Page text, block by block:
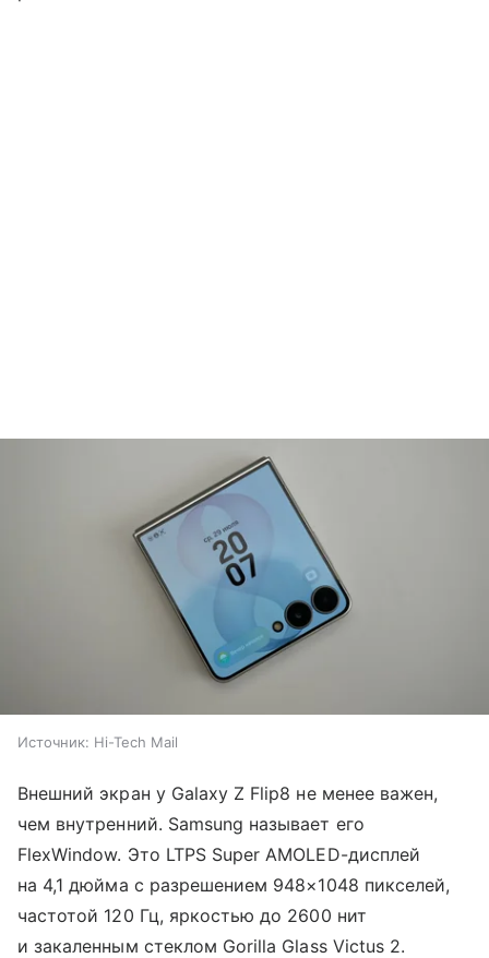
Источник: Hi-Tech Mail
Внешний экран у Galaxy Z Flip8 не менее важен,
чем внутренний. Samsung называет его
FlexWindow. Это LTPS Super AMOLED-дисплей
на 4,1 дюйма с разрешением 948×1048 пикселей,
частотой 120 Гц, яркостью до 2600 нит
и закаленным стеклом Gorilla Glass Victus 2.